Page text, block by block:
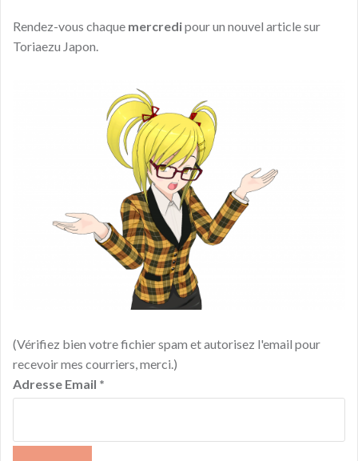
Rendez-vous chaque mercredipour un nouvel article sur
Toriaezu Japon.
(Vérifiez bien votre fichier spam et autorisez l'email pour
recevoir mes courriers, merci.)
Adresse Email *